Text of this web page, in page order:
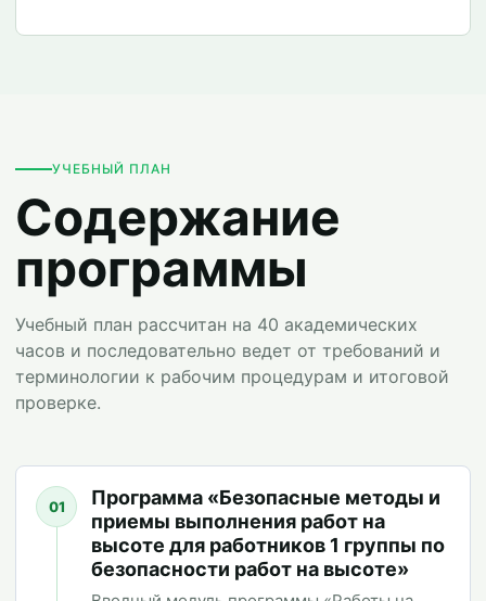
УЧЕБНЫЙ ПЛАН
Содержание
программы
Учебный план рассчитан на 40 академических
часов и последовательно ведет от требований и
терминологии к рабочим процедурам и итоговой
проверке.
01
Программа «Безопасные методы и
приемы выполнения работ на
высоте для работников 1 группы по
безопасности работ на высоте»